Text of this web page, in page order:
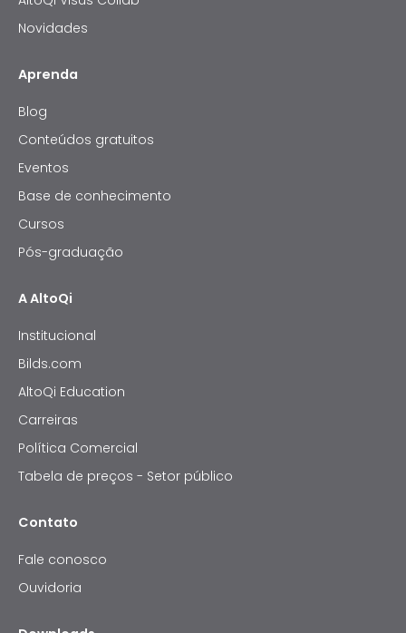
Novidades
Aprenda
Blog
Conteúdos gratuitos
Eventos
Base de conhecimento
Cursos
Pós-graduação
A AltoQi
Institucional
Bilds.com
AltoQi Education
Carreiras
Política Comercial
Tabela de preços - Setor público
Contato
Fale conosco
Ouvidoria